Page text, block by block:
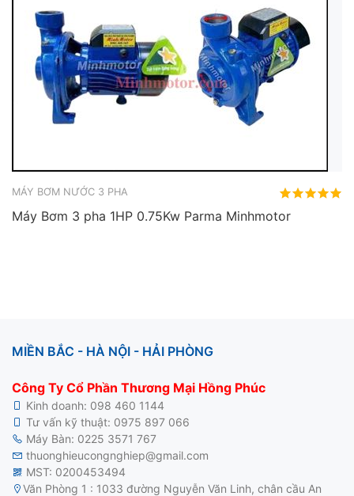
MÁY BƠM NƯỚC 3 PHA
Máy Bơm 3 pha 1HP 0.75Kw Parma Minhmotor
MIỀN BẮC - HÀ NỘI - HẢI PHÒNG
Công Ty Cổ Phần Thương Mại Hồng Phúc
Kinh doanh: 098 460 1144
Tư vấn kỹ thuật: 0975 897 066
Máy Bàn: 0225 3571 767
thuonghieucongnghiep@gmail.com
MST: 0200453494
Văn Phòng 1 : 1033 đường Nguyễn Văn Linh, chân cầu An